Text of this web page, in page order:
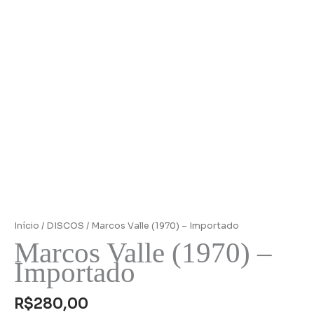
Início / DISCOS / Marcos Valle (1970) – Importado
Marcos Valle (1970) –
Importado
R$280,00